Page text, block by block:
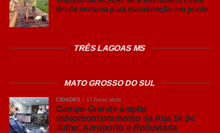
fim de semana para manutenção em ponte
TRÊS LAGOAS MS
MATO GROSSO DO SUL
CIDADES 17 horas atrás
Campo Grande amplia
videomonitoramento na Rua 14 de
Julho, Aeroporto e Rodoviária